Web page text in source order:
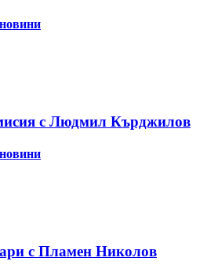
с Людмил Кърджилов
с Пламен Николов